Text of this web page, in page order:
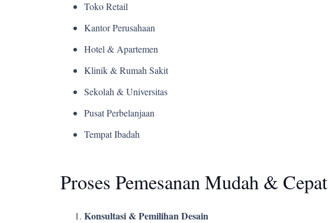
Toko Retail
Kantor Perusahaan
Hotel & Apartemen
Klinik & Rumah Sakit
Sekolah & Universitas
Pusat Perbelanjaan
Tempat Ibadah
Proses Pemesanan Mudah & Cepat
Konsultasi & Pemilihan Desain